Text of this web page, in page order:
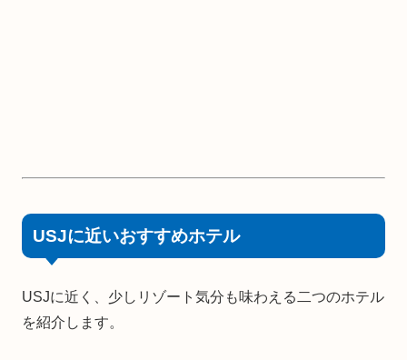
USJに近いおすすめホテル
USJに近く、少しリゾート気分も味わえる二つのホテル
を紹介します。